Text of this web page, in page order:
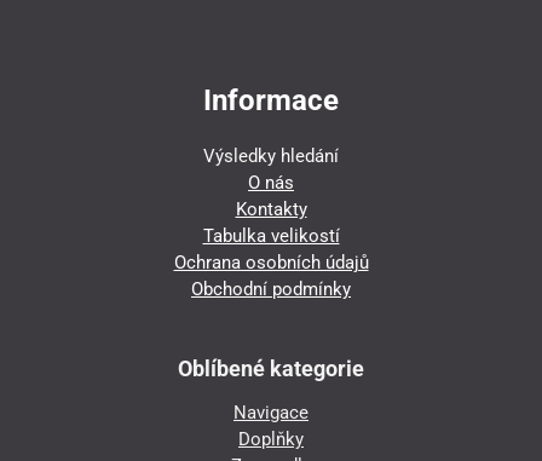
Informace
Výsledky hledání
O nás
Kontakty
Tabulka velikostí
Ochrana osobních údajů
Obchodní podmínky
Oblíbené kategorie
Navigace
Doplňky